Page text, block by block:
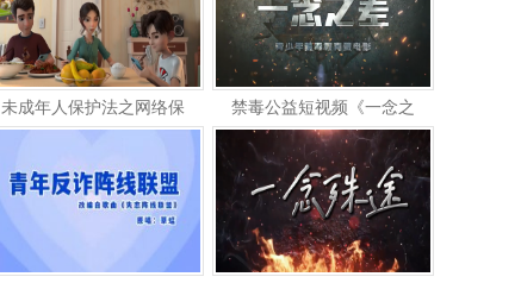
未成年人保护法之网络保 禁毒公益短视频《一念之